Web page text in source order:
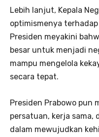
Lebih lanjut, Kepala
optimismenya
Presiden meyakini
besar untuk menjadi
mampu mengelola
secara tepat.
Presiden Prabowo pun
persatuan, kerja sama,
dalam mewujudkan